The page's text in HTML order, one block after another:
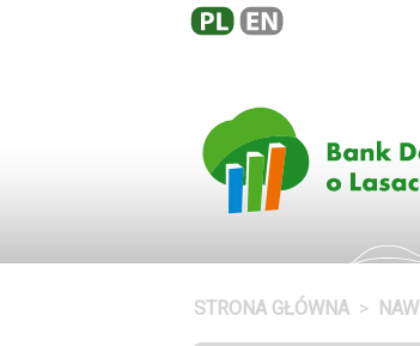
STRONA GŁÓWNA